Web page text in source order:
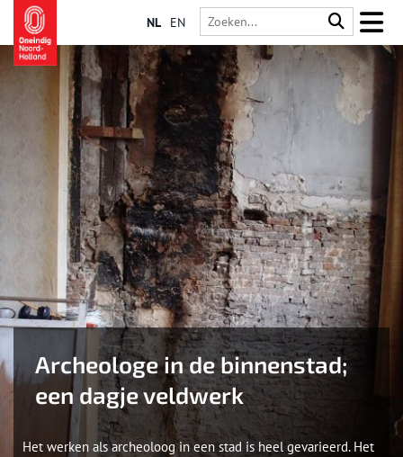
NL EN
Archeologe in de binnenstad;
een dagje veldwerk
Het werken als archeoloog in een stad is heel gevarieerd. Het